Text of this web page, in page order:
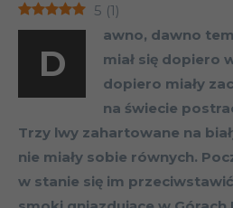
5 (1)
D
awno, dawno
miał się dopiero
dopiero miały
na świecie
Trzy lwy zahartowane na
nie miały sobie równych.
w stanie się im